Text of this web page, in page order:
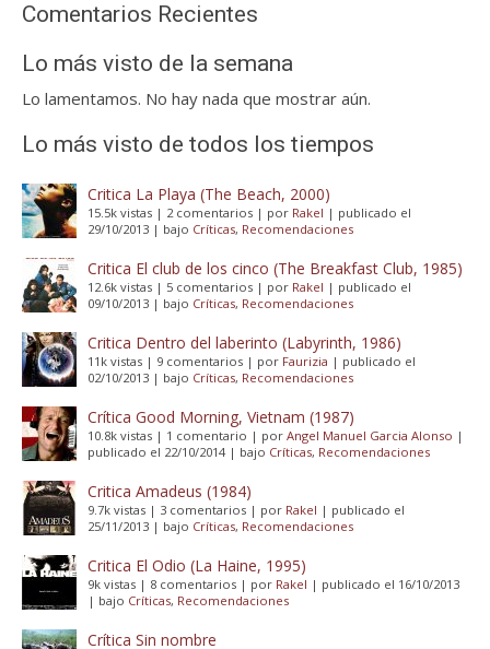
Comentarios Recientes
Lo más visto de la semana
Lo lamentamos. No hay nada que mostrar aún.
Lo más visto de todos los tiempos
Critica La Playa (The Beach, 2000)
15.5k vistas | 2 comentarios | por Rakel | publicado el
29/10/2013 | bajo Críticas, Recomendaciones
Critica El club de los cinco (The Breakfast Club, 1985)
12.6k vistas | 5 comentarios | por Rakel | publicado el
09/10/2013 | bajo Críticas, Recomendaciones
Critica Dentro del laberinto (Labyrinth, 1986)
11k vistas | 9 comentarios | por Faurizia | publicado el
02/10/2013 | bajo Críticas, Recomendaciones
Crítica Good Morning, Vietnam (1987)
10.8k vistas | 1 comentario | por Angel Manuel Garcia Alonso |
publicado el 22/10/2014| bajo Críticas, Recomendaciones
Critica Amadeus (1984)
9.7k vistas | 3 comentarios | por Rakel | publicado el
25/11/2013 | bajo Críticas, Recomendaciones
Critica El Odio (La Haine, 1995)
9k vistas | 8 comentarios | por Rakel | publicado el 16/10/2013
| bajo Críticas, Recomendaciones
Crítica Sin nombre